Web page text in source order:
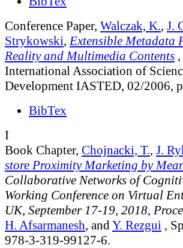
Conference Paper, Walczak, K., J.
Strykowski, Extensible Metadata
Reality and Multimedia Contents
International Association of
Development IASTED, 02/2006,
BibTex
I
Book Chapter, Chojnacki, T., J.
store Proximity Marketing by
Collaborative Networks of
Working Conference on Virtual
UK, September 17-19, 2018,
H. Afsarmanesh, and Y. Rezgui ,
978-3-319-99127-6.